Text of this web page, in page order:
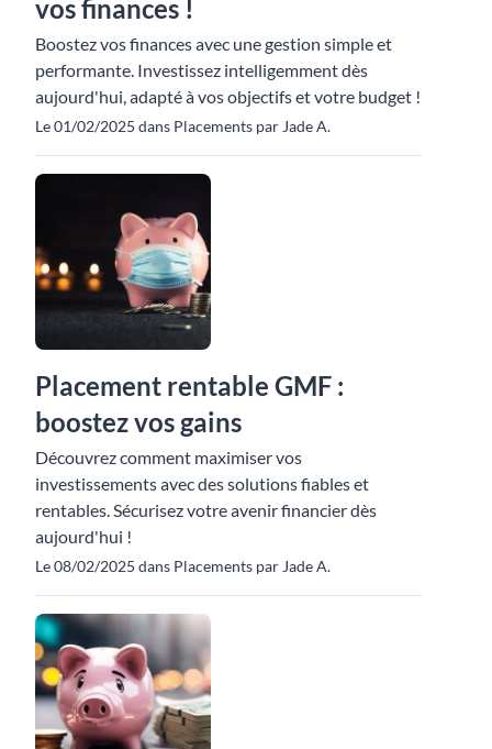
vos finances !
Boostez vos finances avec une gestion simple et
performante. Investissez intelligemment dès
aujourd'hui, adapté à vos objectifs et votre budget !
Le 01/02/2025 dans Placements par Jade A.
Placement rentable GMF :
boostez vos gains
Découvrez comment maximiser vos
investissements avec des solutions fiables et
rentables. Sécurisez votre avenir financier dès
aujourd'hui !
Le 08/02/2025 dans Placements par Jade A.